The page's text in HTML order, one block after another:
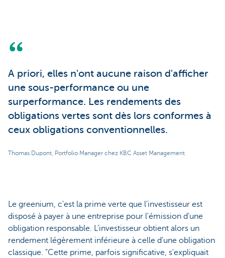
A priori, elles n'ont aucune raison d'afficher
une sous-performance ou une
surperformance. Les rendements des
obligations vertes sont dès lors conformes à
ceux obligations conventionnelles.
Thomas Dupont, Portfolio Manager chez KBC Asset Management
Le greenium, c'est la prime verte que l'investisseur est
disposé à payer à une entreprise pour l'émission d'une
obligation responsable. L'investisseur obtient alors un
rendement légèrement inférieure à celle d'une obligation
classique. "Cette prime, parfois significative, s'expliquait